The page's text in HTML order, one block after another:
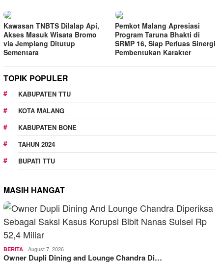
Kawasan TNBTS Dilalap Api,
Akses Masuk Wisata Bromo
via Jemplang Ditutup
Sementara
Pemkot Malang Apresiasi
Program Taruna Bhakti di
SRMP 16, Siap Perluas Sinergi
Pembentukan Karakter
TOPIK POPULER
KABUPATEN TTU
KOTA MALANG
KABUPATEN BONE
TAHUN 2024
BUPATI TTU
MASIH HANGAT
BERITA August 7, 2026
Owner Dupli Dining and Lounge Chandra Di…